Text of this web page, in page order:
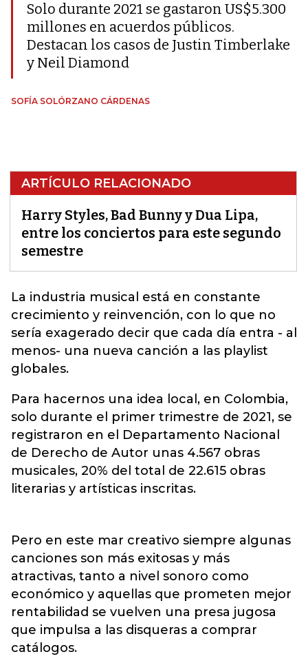
Solo durante 2021 se gastaron US$5.300
millones en acuerdos públicos.
Destacan los casos de Justin Timberlake
y Neil Diamond
SOFÍA SOLÓRZANO CÁRDENAS
ARTÍCULO RELACIONADO
Harry Styles, Bad Bunny y Dua Lipa,
entre los conciertos para este segundo
semestre
La industria musical está en constante
crecimiento y reinvención, con lo que no
sería exagerado decir que cada día entra - al
menos- una nueva canción a las playlist
globales.
Para hacernos una idea local, en Colombia,
solo durante el primer trimestre de 2021, se
registraron en el Departamento Nacional
de Derecho de Autor unas 4.567 obras
musicales, 20% del total de 22.615 obras
literarias y artísticas inscritas.
Pero en este mar creativo siempre algunas
canciones son más exitosas y más
atractivas, tanto a nivel sonoro como
económico y aquellas que prometen mejor
rentabilidad se vuelven una presa jugosa
que impulsa a las disqueras a comprar
catálogos.